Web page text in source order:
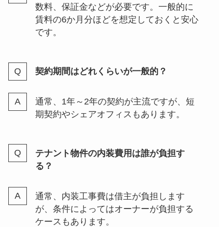
数料、保証金などが必要です。一般的に
賃料の6か月分ほどを想定しておくと安心
です。
契約期間はどれくらいが一般的？
通常、1年～2年の契約が主流ですが、短
期契約やシェアオフィスもあります。
テナント物件の内装費用は誰が負担す
る？
通常、内装工事費は借主が負担します
が、条件によってはオーナーが負担する
ケースもあります。